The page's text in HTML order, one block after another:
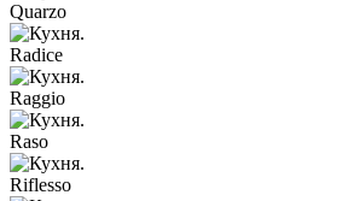
Quarzo
Radice
Raggio
Raso
Riflesso